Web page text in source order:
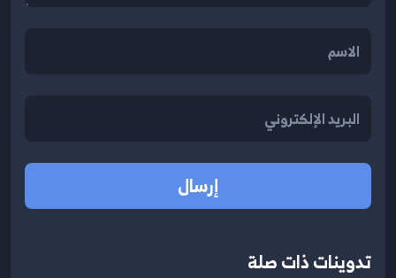
إرسال
تدوينات ذات صلة